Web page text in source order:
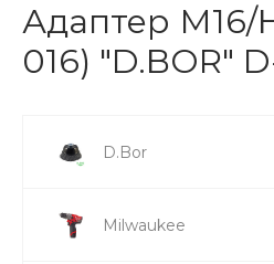
Адаптер М16/
016) "D.BOR"
D.Bor
Milwaukee